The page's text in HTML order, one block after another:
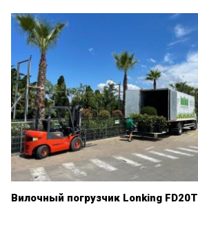
Вилочный погрузчик Lonking FD20T